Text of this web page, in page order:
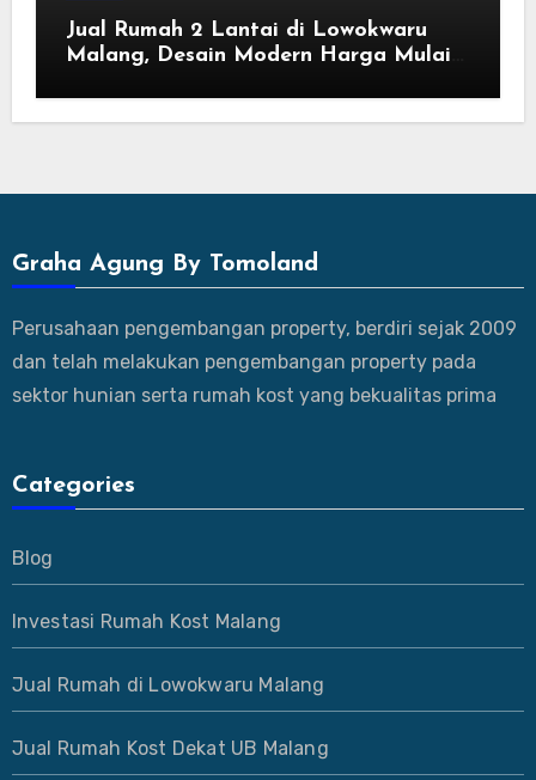
Jual Rumah 2 Lantai di Lowokwaru
Malang, Desain Modern Harga Mulai
Graha Agung By Tomoland
Perusahaan pengembangan property, berdiri sejak 2009
dan telah melakukan pengembangan property pada
sektor hunian serta rumah kost yang bekualitas prima
Categories
Blog
Investasi Rumah Kost Malang
Jual Rumah di Lowokwaru Malang
Jual Rumah Kost Dekat UB Malang